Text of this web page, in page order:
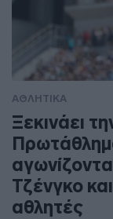
ΑΘΛΗΤΙΚΑ
Ξεκινάει
Τζένγκο
αθλητές